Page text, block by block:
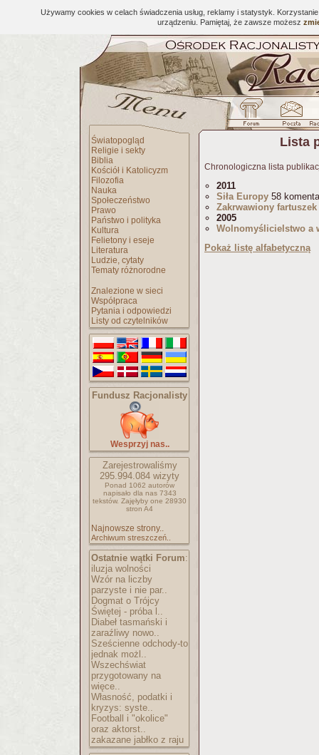
Używamy cookies w celach świadczenia usług, reklamy i statystyk.
urządzeniu. Pamiętaj, że zawsze możesz
Światopogląd
Religie i sekty
Biblia
Kościół i Katolicyzm
Filozofia
Nauka
Społeczeństwo
Prawo
Państwo i polityka
Kultura
Felietony i eseje
Literatura
Ludzie, cytaty
Tematy różnorodne
Znalezione w sieci
Współpraca
Pytania i odpowiedzi
Listy od czytelników
Fundusz Racjonalisty
Wesprzyj nas..
Zarejestrowaliśmy
295.994.084 wizyty
Ponad 1062 autorów
napisało dla nas 7343
tekstów. Zajęłyby one 28930
stron A4
Najnowsze strony..
Archiwum streszczeń..
Ostatnie wątki Forum:
iluzja wolności
Wzór na liczby
parzyste i nie par..
Dogmat o Trójcy
Świętej - próba l..
Diabeł tasmański i
zaraźliwy nowo..
Sześcienne odchody-to
jednak możl..
Wszechświat
przygotowany na
więce..
Własność, podatki i
kryzys: syste..
Football i "okolice"
oraz aktorst..
zakazane jabłko z raju
Lista
Chronologiczna lista
2011
Siła Europy 58
Zakrwawiony
2005
Wolnomyślicielstwo a
Pokaż listę alfabetyczną